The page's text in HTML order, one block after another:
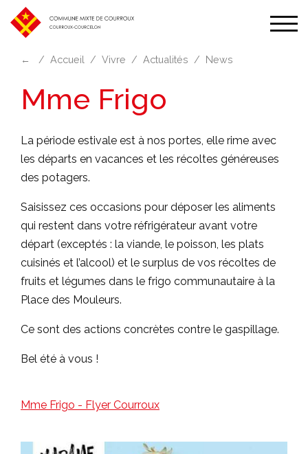
← Accueil Vivre Actualités News
Mme Frigo
La période estivale est à nos portes, elle rime avec
les départs en vacances et les récoltes généreuses
des potagers.
Saisissez ces occasions pour déposer les aliments
qui restent dans votre réfrigérateur avant votre
départ (exceptés : la viande, le poisson, les plats
cuisinés et l’alcool) et le surplus de vos récoltes de
fruits et légumes dans le frigo communautaire à la
Place des Mouleurs.
Ce sont des actions concrètes contre le gaspillage.
Bel été à vous !
Mme Frigo - Flyer Courroux